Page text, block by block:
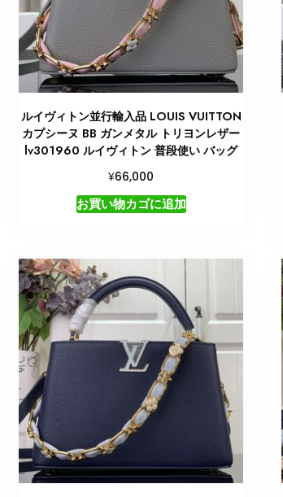
ルイヴィトン並行輸入品 LOUIS VUITTON
カプシーヌ BB ガンメタル トリヨンレザー
lv301960 ルイヴィトン 普段使い バッグ
¥66,000
お買い物カゴに追加